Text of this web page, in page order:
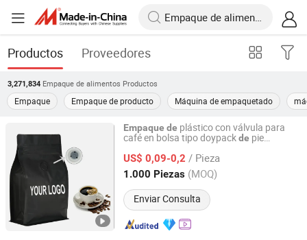
Productos Proveedores
3,271,834 Empaque de alimentos Productos
Empaque Empaque de producto Máquina de empaquetado
Empaque de plástico con válvula para
café en bolsa tipo doypackde pie
US$ 0,09-0,2 / Pieza
1.000 Piezas (MOQ)
Enviar Consulta
Hebei Xiongan Plante Material Co., Ltd
Hebei, China Desde 2024